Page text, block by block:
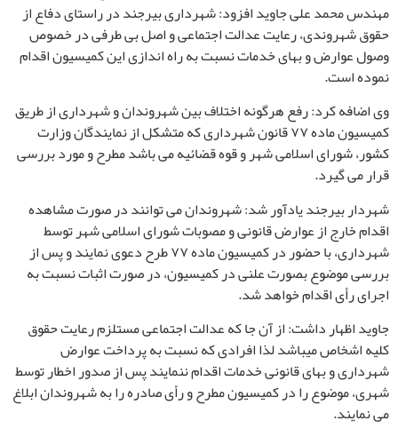
مهندس محمد علی جاوید افزود: شهرداری بیرجند در راستای دفاع از
حقوق شهروندی، رعایت عدالت اجتماعی و اصل بی طرفی در خصوص
وصول عوارض و بهای خدمات نسبت به راه اندازی این کمیسیون اقدام
نموده است.
وی اضافه کرد: رفع هرگونه اختلاف بین شهروندان و شهرداری از طریق
کمیسیون ماده ۷۷ قانون شهرداری که متشکل از نمایندگان وزارت
کشور، شورای اسلامی شهر و قوه قضائیه می باشد مطرح و مورد بررسی
قرار می گیرد.
شهردار بیرجند یادآور شد: شهروندان می توانند در صورت مشاهده
اقدام خارج از عوارض قانونی و مصوبات شورای اسلامی شهر توسط
شهرداری، با حضور در کمیسیون ماده ۷۷ طرح دعوی نمایند و پس از
بررسی موضوع بصورت علنی در کمیسیون، در صورت اثبات نسبت به
اجرای رأی اقدام خواهد شد.
جاوید اظهار داشت: از آن جا که عدالت اجتماعی مستلزم رعایت حقوق
کلیه اشخاص می­باشد لذا افرادی که نسبت به پرداخت عوارض
شهرداری و بهای قانونی خدمات اقدام ننمایند پس از صدور اخطار توسط
شهری، موضوع را در کمیسیون مطرح و رأی صادره را به شهروندان ابلاغ
می نمایند.